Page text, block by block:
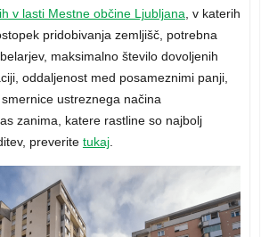
v lasti Mestne občine Ljubljana , v katerih
pridobivanja zemljišč, potrebna
maksimalno število dovoljenih
oddaljenost med posameznimi panji,
ustreznega načina
zanima, katere rastline so najbolj
preverite tukaj.